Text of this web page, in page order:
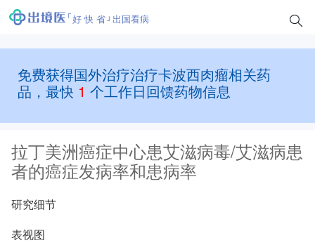
好 快 省 出国看病
免费获得国外治疗治疗卡波西肉瘤相关药
品，最快 1 个工作日回馈药物信息
拉丁美洲癌症中心患艾滋病毒/艾滋病患
者的癌症发病率和患病率
研究细节
表视图